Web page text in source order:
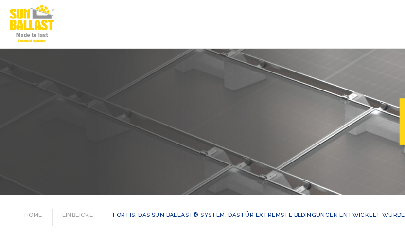
HOME EINBLICKE FORTIS: DAS SUN BALLAST® SYSTEM, DAS FÜR EXTREMSTE BEDINGUNGEN ENTWICKELT WURDE